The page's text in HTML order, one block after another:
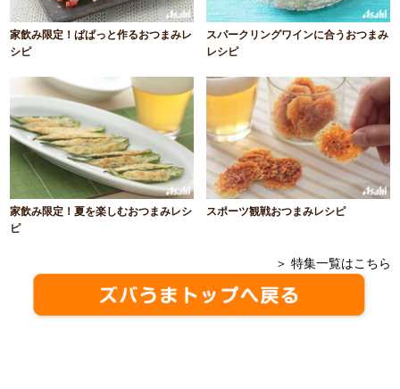
家飲み限定！ぱぱっと作るおつまみレ
シピ
スパークリングワインに合うおつまみ
レシピ
家飲み限定！夏を楽しむおつまみレシ
ピ
スポーツ観戦おつまみレシピ
＞ 特集一覧はこちら